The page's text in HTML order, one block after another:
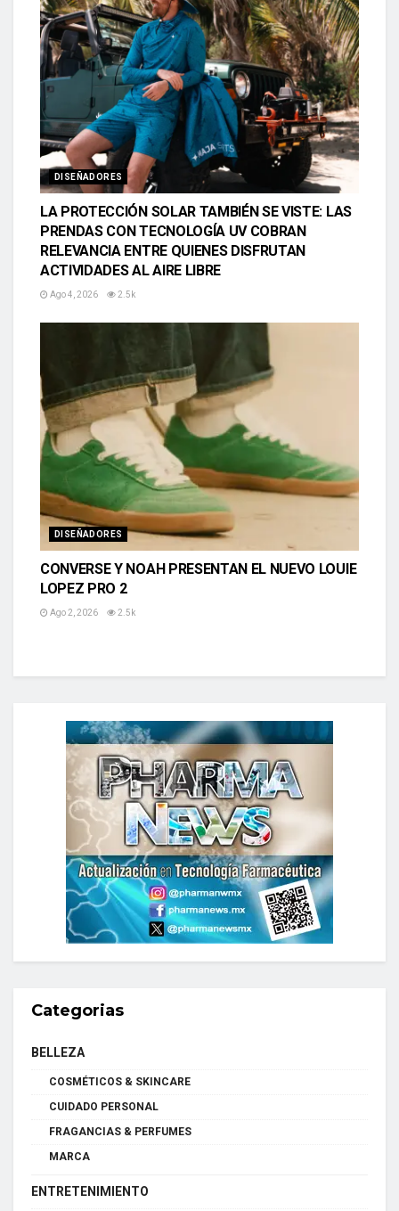
DISEÑADORES
LA PROTECCIÓN SOLAR TAMBIÉN SE VISTE: LAS
PRENDAS CON TECNOLOGÍA UV COBRAN
RELEVANCIA ENTRE QUIENES DISFRUTAN
ACTIVIDADES AL AIRE LIBRE
Ago 4, 2026 2.5k
DISEÑADORES
CONVERSE Y NOAH PRESENTAN EL NUEVO LOUIE
LOPEZ PRO 2
Ago 2, 2026 2.5k
Categorias
BELLEZA
COSMÉTICOS & SKINCARE
CUIDADO PERSONAL
FRAGANCIAS & PERFUMES
MARCA
ENTRETENIMIENTO